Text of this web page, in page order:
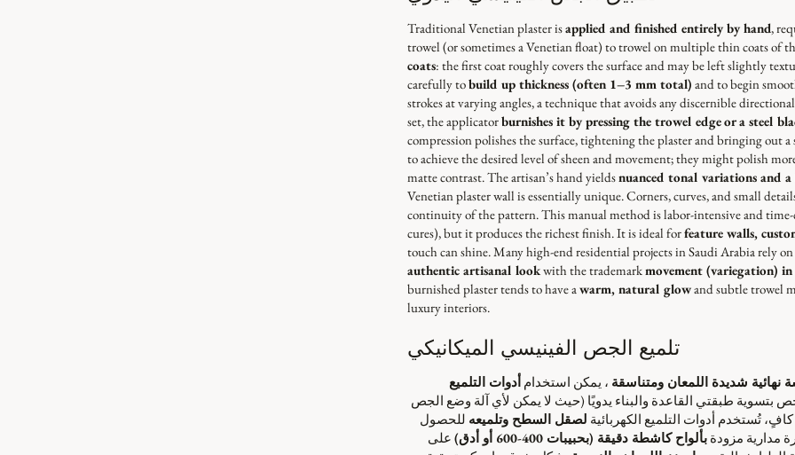
Traditional Venetian plaster isapplied and finished entirely by hand,
trowel (or sometimes a Venetian float) to trowel on multiple thin coats of
coats: the first coat roughly covers the surface and may be left slightly
carefully tobuild up thickness (often 1–3 mm total) and to begin
strokes at varying angles, a technique that avoids any discernible
set, the applicatorburnishes it by pressing the trowel edgeor a steel
compression polishes the surface, tightening the plaster and bringing out
to achieve the desired level of sheen and movement; they might polish
matte contrast. The artisan’s hand yieldsnuanced tonal variations and a
Venetian plaster wall is essentially unique. Corners, curves, and small
continuity of the pattern. This manual method is labor-intensive and
cures), but it produces the richest finish. It is ideal forfeature walls,
touch can shine. Many high-end residential projects in Saudi Arabia rely
authentic artisanal lookwith the trademarkmovement (variegation) in
burnished plaster tends to have awarm, natural glowand subtle trowel
luxury interiors.
تلميع الجص الفينيسي الميكانيكي
شديدة اللمعان ومتناسقة ، يمكن استخدام أدوات التلميع
طبقتي القاعدة والبناء يدويًا (حيث لا يمكن لأي آلة وضع الجص
تُستخدم أدوات التلميع الكهربائية لصقل السطح وتلميعه للحصول
مدارية مزودةبألواح كاشطة دقيقة (بحبيبات 400-600 أو أدق)
على